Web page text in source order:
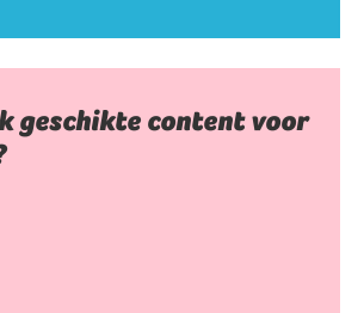
geschikte content voor